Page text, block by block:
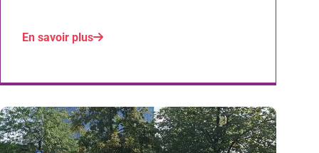
En savoir plus